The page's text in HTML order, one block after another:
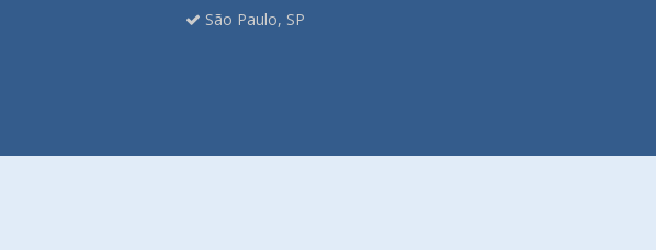
São Paulo, SP